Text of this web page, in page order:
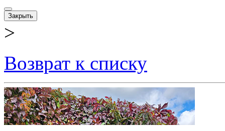
Закрыть
>
Возврат к списку